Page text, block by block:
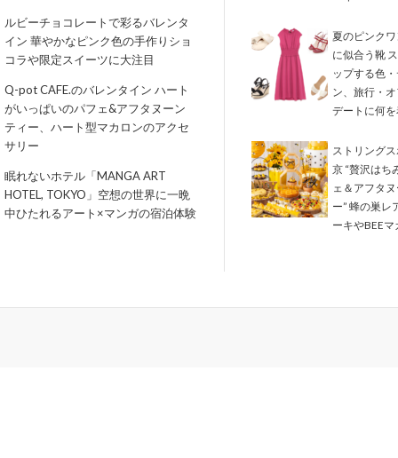
ルビーチョコレートで彩るバレンタ
イン 華やかなピンク色の手作りショ
コラや限定スイーツに大注目
Q-pot CAFE.のバレンタイン ハート
がいっぱいのパフェ&アフタヌーン
ティー、ハート型マカロンのアクセ
サリー
眠れないホテル「MANGA ART
HOTEL, TOKYO」空想の世界に一晩
中ひたれるアート×マンガの宿泊体験
夏のピンク
に似合う靴
ップする色
ン、旅行・
デートに何
ストリング
京 “贅沢はち
ェ＆アフタ
ー” 蜂の巣レ
ーキやBEEマ